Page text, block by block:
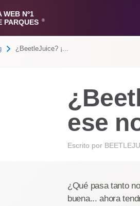
WEB Nº1
PARQUES
®
¿BeetleJuice? ¡...
ese
Escrito por
¿Qué pasa tanto
buena... ahora